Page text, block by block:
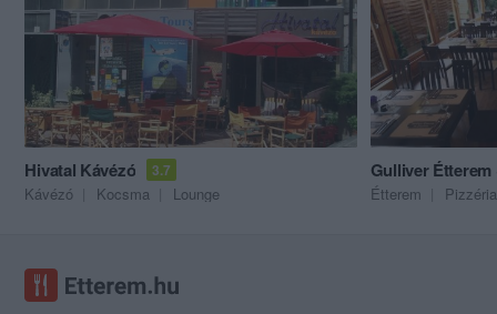
Hivatal Kávézó 3.7
Kávézó Kocsma Lounge
Gulliver
Étterem Pizzéria